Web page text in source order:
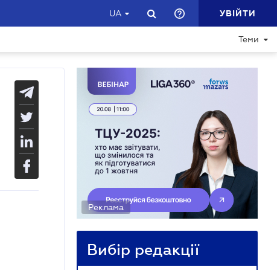
UA УВІЙТИ
Теми
Реклама
Вибір редакції